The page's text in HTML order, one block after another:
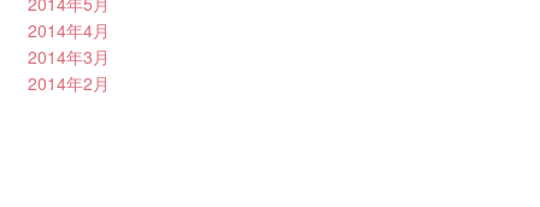
2014年4月
2014年3月
2014年2月